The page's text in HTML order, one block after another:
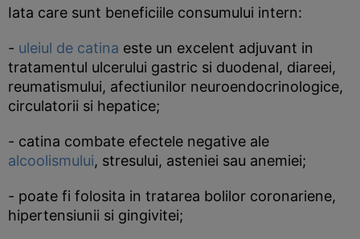
Iata care sunt beneficiile consumului intern:
- uleiul de catina este un excelent adjuvant in
tratamentul ulcerului gastric si duodenal, diareei,
reumatismului, afectiunilor neuroendocrinologice,
circulatorii si hepatice;
- catina combate efectele negative ale
alcoolismului, stresului, asteniei sau anemiei;
- poate fi folosita in tratarea bolilor coronariene,
hipertensiunii si gingivitei;